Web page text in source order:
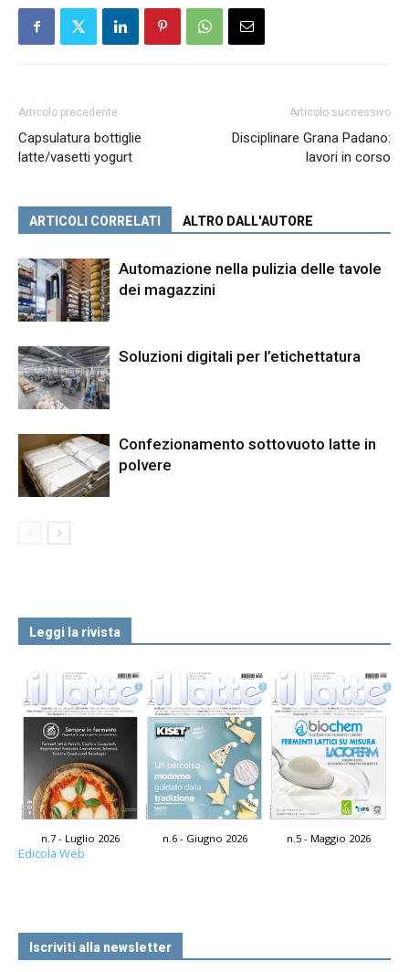
Articolo precedente
Capsulatura bottiglie
latte/vasetti yogurt
Articolo successivo
Disciplinare Grana Padano:
lavori in corso
ARTICOLI CORRELATI ALTRO DALL'AUTORE
Automazione nella pulizia delle tavole
dei magazzini
Soluzioni digitali per l’etichettatura
Confezionamento sottovuoto latte in
polvere
Leggi la rivista
n.7 - Luglio 2026 n.6 - Giugno 2026 n.5 - Maggio 2026
Edicola Web
Iscriviti alla newsletter